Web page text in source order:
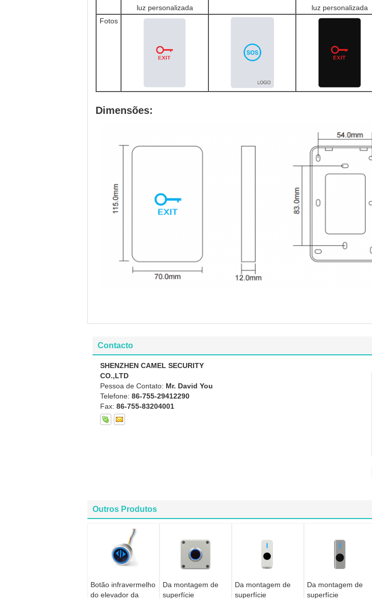
luz personalizada
luz personalizada
Fotos
Dimensões:
Contacto
SHENZHEN CAMEL SECURITY
CO.,LTD
Pessoa de Contato: Mr. David You
Telefone: 86-755-29412290
Fax: 86-755-83204001
Outros Produtos
Botão infravermelho
do elevador da
Da montagem de
superfície
Da montagem de
superfície
Da montagem de
superfície